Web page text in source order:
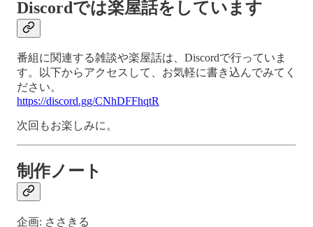
Discordでは楽屋話をしています
番組に関連する雑談や楽屋話は、Discordで行っていま
す。以下からアクセスして、お気軽に書き込んでみてく
ださい。
https://discord.gg/CNhDFFhqtR
次回もお楽しみに。
制作ノート
企画: ささきる